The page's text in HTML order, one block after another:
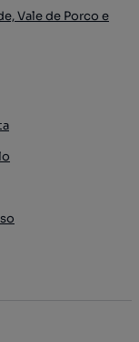
Vale de Porco e